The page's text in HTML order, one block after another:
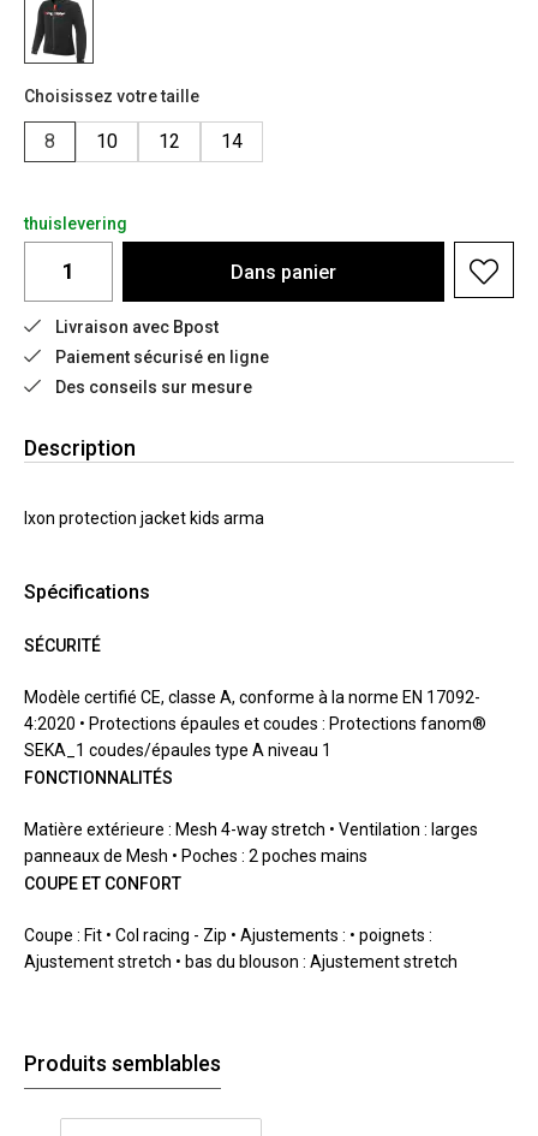
Choisissez votre taille
8 10 12 14
thuislevering
Dans panier
Livraison avec Bpost
Paiement sécurisé en ligne
Des conseils sur mesure
Description
Ixon protection jacket kids arma
Spécifications
SÉCURITÉ
Modèle certifié CE, classe A, conforme à la norme EN 17092-
4:2020 • Protections épaules et coudes : Protections fanom®
SEKA_1 coudes/épaules type A niveau 1
FONCTIONNALITÉS
Matière extérieure : Mesh 4-way stretch • Ventilation : larges
panneaux de Mesh • Poches : 2 poches mains
COUPE ET CONFORT
Coupe : Fit • Col racing - Zip • Ajustements : • poignets :
Ajustement stretch • bas du blouson : Ajustement stretch
Produits semblables